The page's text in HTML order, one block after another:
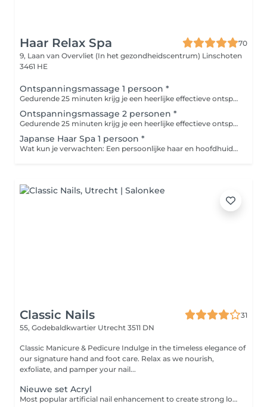
Haar Relax Spa
70
9, Laan van Overvliet (In het gezondheidscentrum) Linschoten
3461 HE
Ontspanningsmassage 1 persoon *
Gedurende 25 minuten krijg je een heerlijke effectieve ontspanningsmassage van de rug. Het is een combinatie van rustige, vloeiende bewegingen die spanning vermindert en de doorbloeding stimuleren. Voordelen zijn dat het stress vermindert, het ontspant je spieren en het zorgt voor nieuwe energie. Ook goed te combineren met een Japanse haar spa.
Ontspanningsmassage 2 personen *
Gedurende 25 minuten krijg je een heerlijke effectieve ontspanningsmassage van de rug. Het is een combinatie van rustige, vloeiende bewegingen die spanning vermindert en de doorbloeding stimuleren. Voordelen zijn dat het stress vermindert, het ontspant je spieren en het zorgt voor nieuwe energie. Ook goed te combineren met een Japanse haar spa.
Japanse Haar Spa 1 persoon *
Wat kun je verwachten: Een persoonlijke haar en hoofdhuidanalyse. Een kalmerende hoofdmassage die de bloedcirculatie stimuleert en de stress verlicht. Een zachte maar effectieve reiniging met een shampoo speciaal voor uw haar en hoofdhuid. Een voedend haarmasker dat doormiddel van de warmte van stoom dieper in het haar doordringt. Een afgestemde conditioner en als laatste een ontspannende massage van nek en schouders.
Classic Nails
31
55, Godebaldkwartier Utrecht 3511 DN
Classic Manicure & Pedicure Indulge in the timeless elegance of
our signature hand and foot care. Relax as we nourish,
exfoliate, and pamper your nail...
Nieuwe set Acryl
Most popular artificial nail enhancement to create strong long lasting nails extension. Can be refill instead of fully remove.